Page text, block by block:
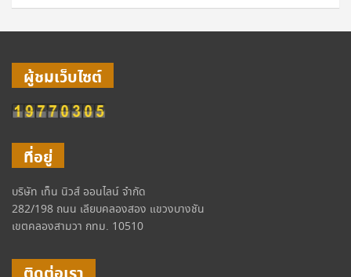
ผู้ชมเว็บไซต์
ที่อยู่
บริษัท เท็น นิวส์ ออนไลน์ จำกัด
282/198 ถนน เลียบคลองสอง แขวงบางชัน
เขตคลองสามวา กทม. 10510